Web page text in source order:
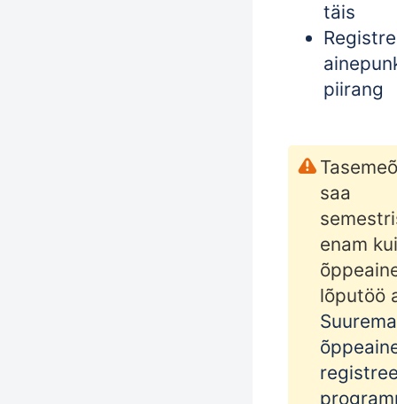
täis
piirang
saa
enam
lõputöö